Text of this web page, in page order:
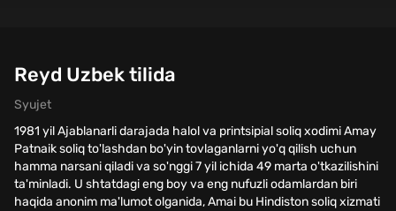
Reyd Uzbek tilida
Syujet
1981 yil Ajablanarli darajada halol va printsipial soliq xodimi Amay
Patnaik soliq to'lashdan bo'yin tovlaganlarni yo'q qilish uchun
hamma narsani qiladi va so'nggi 7 yil ichida 49 marta o'tkazilishini
ta'minladi. U shtatdagi eng boy va eng nufuzli odamlardan biri
haqida anonim ma'lumot olganida, Amai bu Hindiston soliq xizmati